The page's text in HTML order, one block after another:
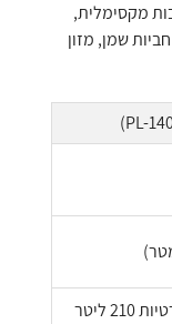
מקסימלית,
שמן, מזון
חביות פלדה סטנדרטיות 210 ליטר